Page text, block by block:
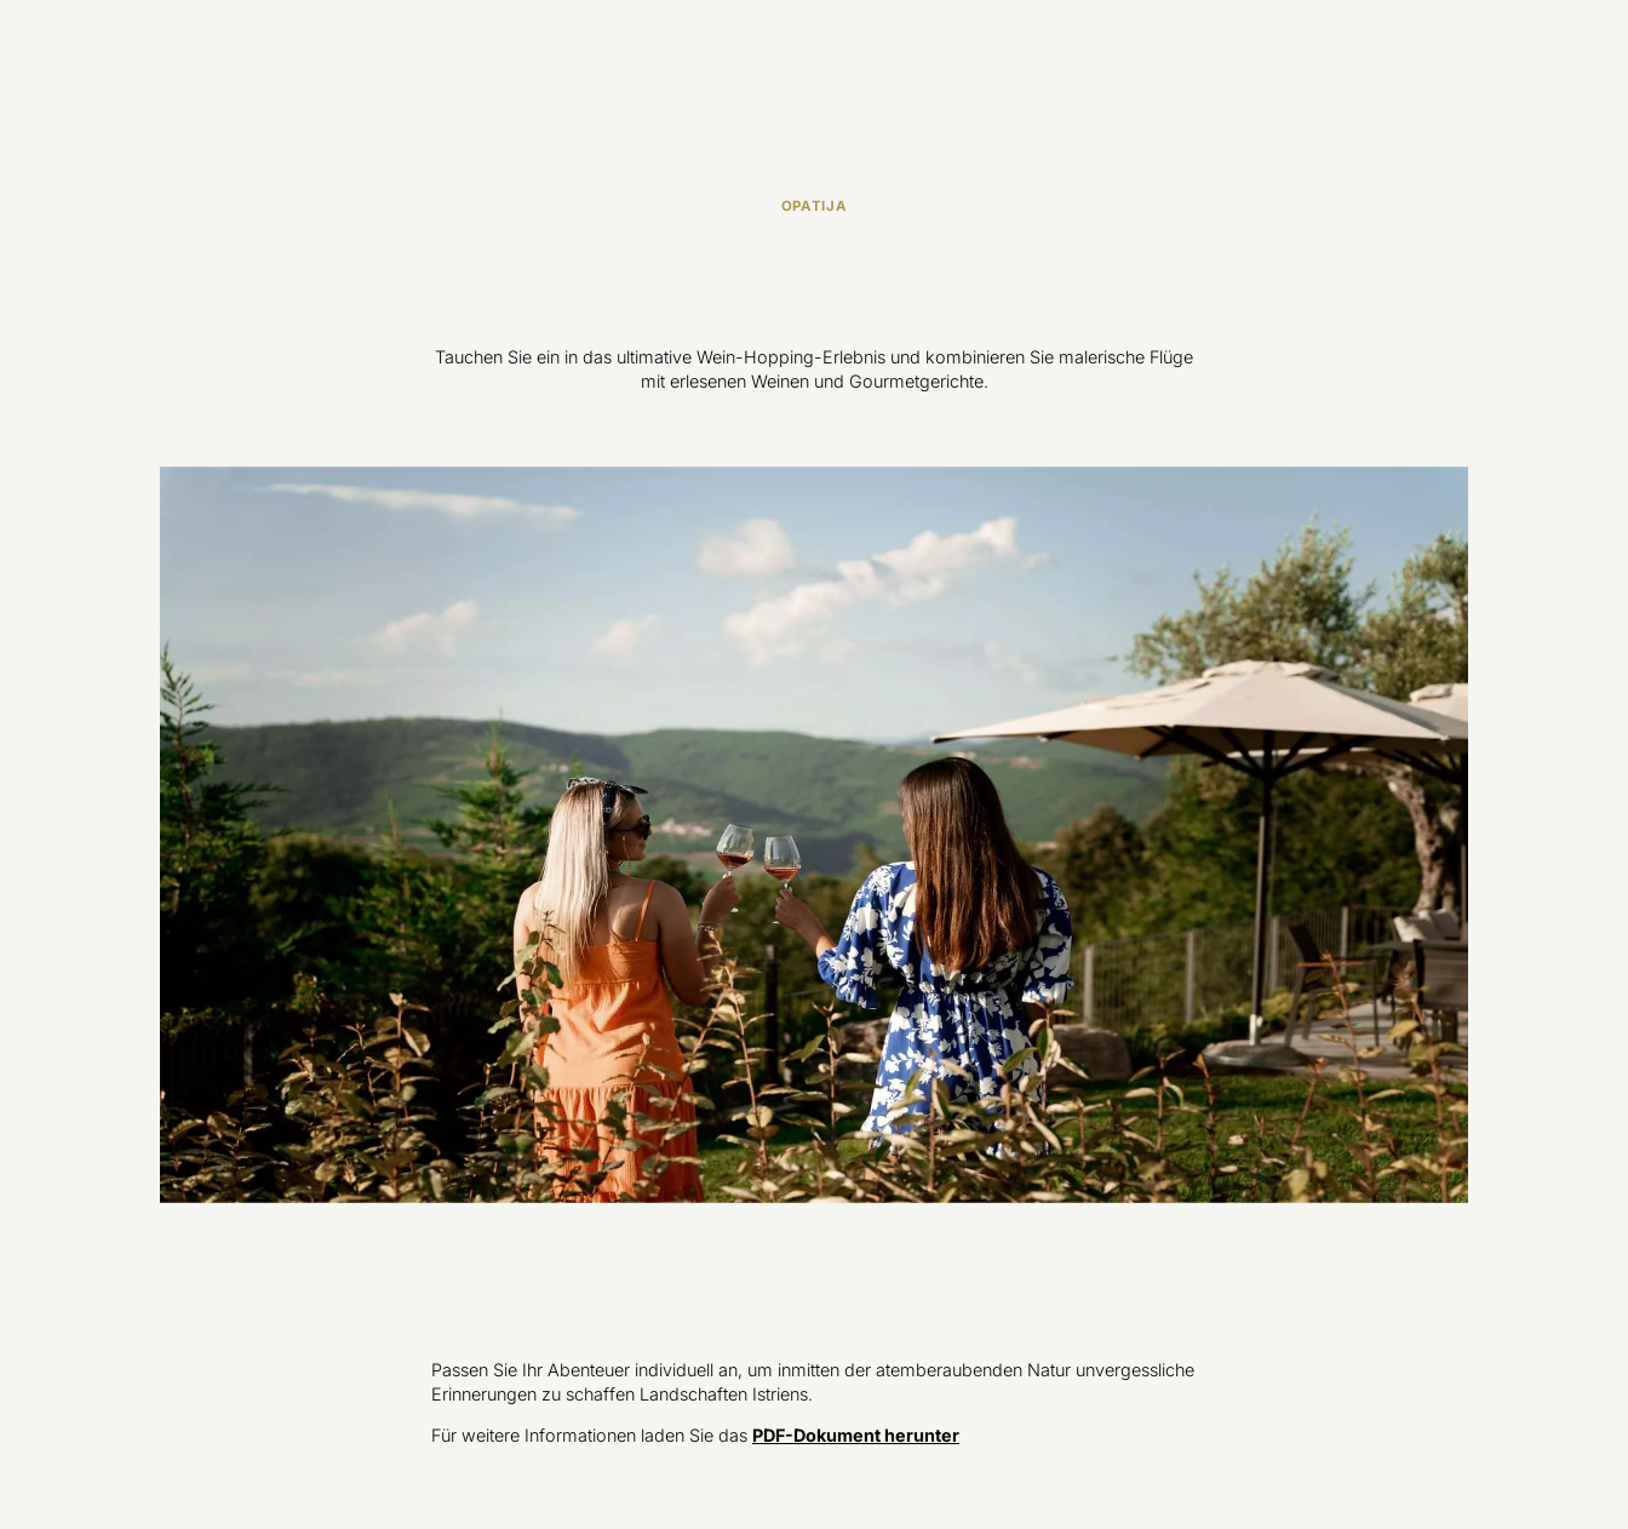
OPATIJA
Tauchen Sie ein in das ultimative Wein-Hopping-Erlebnis und kombinieren Sie malerische Flüge
mit erlesenen Weinen und Gourmetgerichte.
Passen Sie Ihr Abenteuer individuell an, um inmitten der atemberaubenden Natur unvergessliche
Erinnerungen zu schaffen Landschaften Istriens.
Für weitere Informationen laden Sie das PDF-Dokument herunter